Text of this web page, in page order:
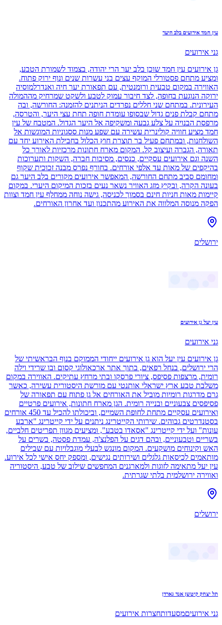
עין חמד אירועים בלב היער
גני אירועים
גן אירועים עין חמד שוכן בלב יער הרי יהודה, בצמוד לשמורת הטבע,
ומציע מתחם פסטורלי המוקף עצים בני עשרות שנים ונוף ירוק פתוח.
האווירה במקום טבעית ורומנטית, עם תפאורת יער חיה ואנדרלמוסיה
ירוקה הנוגעת בחופה, לצד חיבור עמוק לטבע ולשקט שמרחיק מההמולה
העירונית. במתחם שני חללים נפרדים הניתנים להזמנה: החורשה, ובה
מתחם קבלת פנים גדול שבסופו עומדת חופה תחת עצי היער, והטרסה,
מרפסת הבנויה על צלע גבעה ומשקיפה אל היער הגדול. המטבח של עין
חמד מציע חוויה קולינרית עשירה עם שפע מנות ססגוניות המוגשות אל
השולחנות, ובמתחם פעיל בר תוצרת חוץ הכלול בחבילת האירוע יחד עם
תאורה, הגברה ועיצוב קל. המקום מארח חתונות מרכזיות לאורך כל
השנה וגם אירועים עסקיים, כנסים, מסיבות חברה, השקות ותערוכות
בהיקפים של מאות עד אלפי אורחים. בחורף נפרס מבנה זכוכית שקוף
ומחומם סביב מתחם החורשה, המאפשר אירועים מקורים בלב היער גם
בעונה הקרה, ובקיץ מזג האוויר נשאר נעים בזכות המיקום היערי. במקום
קיימות מאות חניות חינם בסמוך לכניסה, גישה נוחה ממחלף עין חמד וצוות
הפקה מנוסה המלווה את האירוע מהתכנון ועד אחרון האורחים.
ירושלים
עין יעל גן אירועים
גני אירועים
גן אירועים עין יעל הוא גן אירועים ייחודי הממוקם בנוף הבראשיתי של
הרי ירושלים, בנחל רפאים, בתוך אתר ארכאולוגי קסום ובו שרידי וילה
רומית, מרצפות פסיפס, ציורי פרסקו ובתי מרחץ עתיקים. האווירה במקום
משלבת טבע ארץ ישראלי אותנטי עם מורשת היסטורית עשירה, כאשר
גרם מדרגות רומיות מוביל את האורחים אל גן פתוח עם תפאורה של
פסיפסים צבעוניים ובנייה רומית. הגן מארח חתונות, אירועים פרטיים
ואירועים עסקיים מתחת לחופת השמיים, וביכולתו להכיל עד 450 אורחים
בסטנדרטים גבוהים. שירותי הקייטרינג ניתנים על ידי קייטרינג "ארבע
עונות" ועל ידי קייטרינג "אסאדו בטבע", ומציעים מגוון תפריטים חלביים,
בשריים וטבעוניים, ובהם דגים על הפלנצ'ה, עמדת פסטה, בשרים על
האש וקינוחים מושקעים. המקום מונגש לבעלי מוגבלויות עם שבילים
מותאמים לכיסאות גלגלים ושירותים נגישים, ומספק יחס אישי לכל אירוע.
עין יעל מתאימה לזוגות ולמארגנים המחפשים שילוב של טבע, היסטוריה
ואווירה ירושלמית בלתי שגרתית.
ירושלים
תל יצחק קיטשן אנד גארדן
גני אירועיםמסעדותחצרות אירועים